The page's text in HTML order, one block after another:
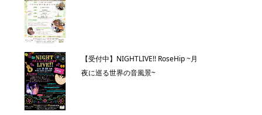
【受付中】NIGHTLIVE!! RoseHip ~月
夜に巡る世界の音風景~